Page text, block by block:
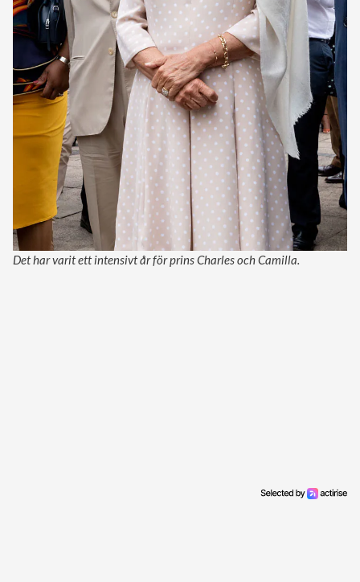
Det har varit ett intensivt år för prins Charles och Camilla.